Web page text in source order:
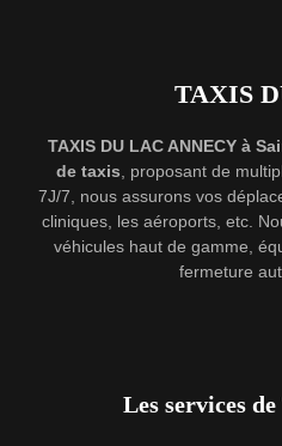
TAXIS
TAXIS DU LAC ANNECY à
de taxis , proposant de
7J/7, nous assurons vos
cliniques, les aéroports, etc.
véhicules haut de gamme,
fermeture
Les services